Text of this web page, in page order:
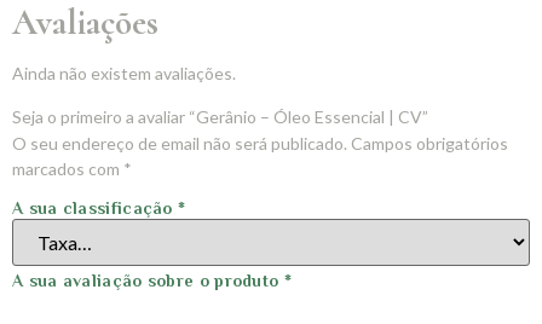
Avaliações
Ainda não existem avaliações.
Seja o primeiro a avaliar “Gerânio – Óleo Essencial | CV”
O seu endereço de email não será publicado. Campos obrigatórios
marcados com *
A sua classificação*
A sua avaliação sobre o produto *